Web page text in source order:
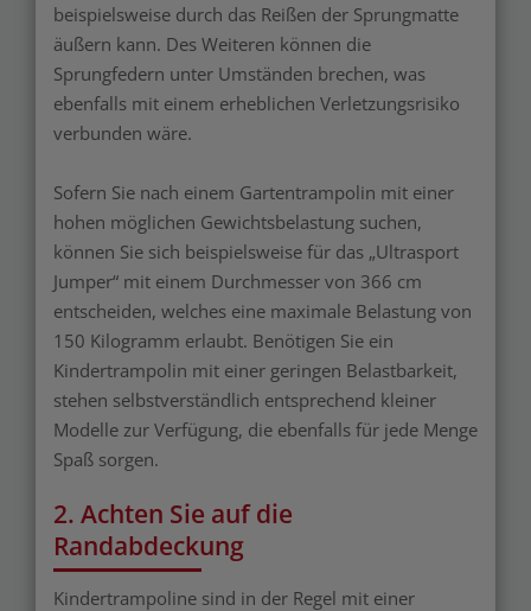
beispielsweise durch das Reißen der Sprungmatte
äußern kann. Des Weiteren können die
Sprungfedern unter Umständen brechen, was
ebenfalls mit einem erheblichen Verletzungsrisiko
verbunden wäre.
Sofern Sie nach einem Gartentrampolin mit einer
hohen möglichen Gewichtsbelastung suchen,
können Sie sich beispielsweise für das „Ultrasport
Jumper“ mit einem Durchmesser von 366 cm
entscheiden, welches eine maximale Belastung von
150 Kilogramm erlaubt. Benötigen Sie ein
Kindertrampolin mit einer geringen Belastbarkeit,
stehen selbstverständlich entsprechend kleiner
Modelle zur Verfügung, die ebenfalls für jede Menge
Spaß sorgen.
2. Achten Sie auf die
Randabdeckung
Kindertrampoline sind in der Regel mit einer